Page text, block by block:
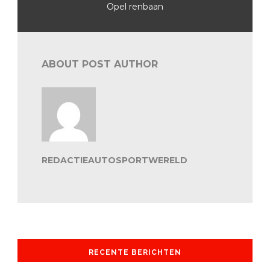
Opel renbaan
ABOUT POST AUTHOR
REDACTIEAUTOSPORTWERELD
RECENTE BERICHTEN